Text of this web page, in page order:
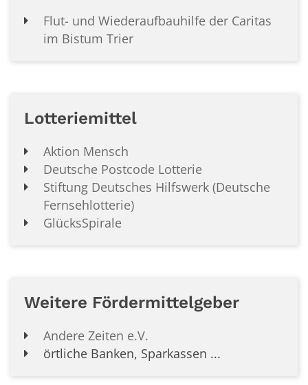
Flut- und Wiederaufbauhilfe der Caritas
im Bistum Trier
Lotteriemittel
Aktion Mensch
Deutsche Postcode Lotterie
Stiftung Deutsches Hilfswerk (Deutsche
Fernsehlotterie)
GlücksSpirale
Weitere Fördermittelgeber
Andere Zeiten e.V.
örtliche Banken, Sparkassen ...